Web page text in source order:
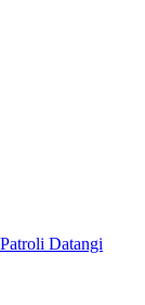
Datangi